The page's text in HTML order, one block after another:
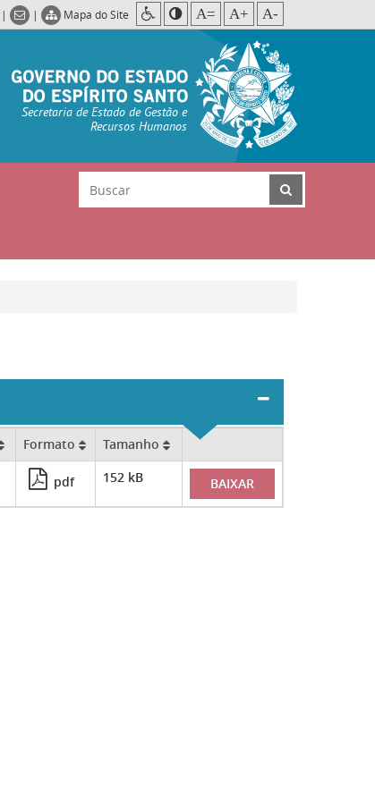
| | Mapa do Site A= A+ A-
Secretaria de Estado de Gestão e
Recursos Humanos
Formato
Tamanho
pdf 152 kB BAIXAR